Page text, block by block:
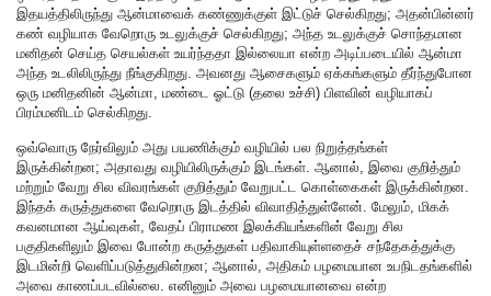
இதயத்திலிருந்து ஆன்மாவைக் கண்ணுக்குள் இட்டுச் செல்கிறது; அதன்பின்னர்
கண் வழியாக வேறொரு உடலுக்குச் செல்கிறது; அந்த உடலுக்குச் சொந்தமான
மனிதன் செய்த செயல்கள் உயர்ந்ததா இல்லையா என்ற அடிப்படையில் ஆன்மா
அந்த உடலிலிருந்து நீங்குகிறது. அவனது ஆசைகளும் ஏக்கங்களும் தீர்ந்துபோன
ஒரு மனிதனின் ஆன்மா, மண்டை ஓட்டு (தலை உச்சி) பிளவின் வழியாகப்
பிரம்மனிடம் செல்கிறது.
ஒவ்வொரு நேர்விலும் அது பயணிக்கும் வழியில் பல நிறுத்தங்கள்
இருக்கின்றன; அதாவது வழியிலிருக்கும் இடங்கள். ஆனால், இவை குறித்தும்
மற்றும் வேறு சில விவரங்கள் குறித்தும் வேறுபட்ட கொள்கைகள் இருக்கின்றன.
இந்தக் கருத்துகளை வேறொரு இடத்தில் விவாதித்துள்ளேன். மேலும், மிகக்
கவனமான ஆய்வுகள், வேதப் பிராமண இலக்கியங்களின் வேறு சில
பகுதிகளிலும் இவை போன்ற கருத்துகள் பதிவாகியுள்ளதைச் சந்தேகத்துக்கு
இடமின்றி வெளிப்படுத்துகின்றன; ஆனால், அதிகம் பழமையான உபநிடதங்களில்
அவை காணப்படவில்லை. எனினும் அவை பழமையானவை என்ற